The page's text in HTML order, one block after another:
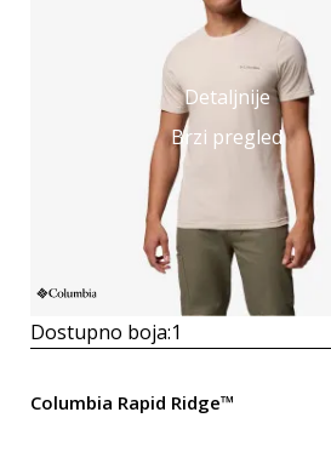
Detaljnije
Brzi pregled
Dostupno boja:1
Columbia Rapid Ridge™